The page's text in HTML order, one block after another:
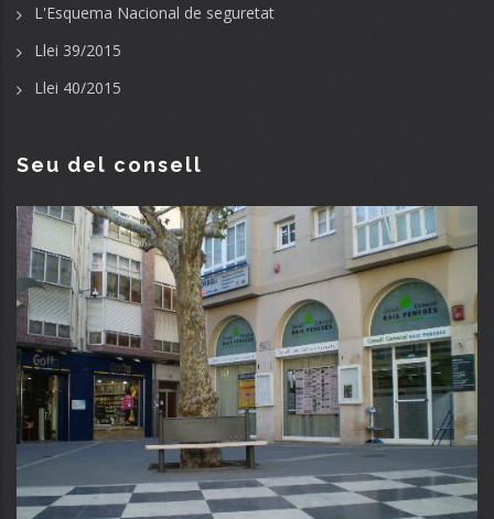
L'Esquema Nacional de seguretat
Llei 39/2015
Llei 40/2015
Seu del consell